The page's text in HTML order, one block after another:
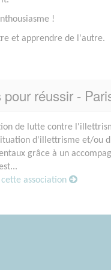
!
et apprendre de l'autre.
réussir -
de lutte contre
d'illettrisme et/ou
grâce à un
cette association